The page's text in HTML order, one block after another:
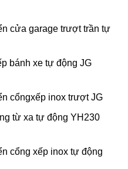
cửa garage trượt trần tự
bánh xe tự động JG
cổngxếp inox trượt JG
từ xa tự động YH230
cổng xếp inox tự động